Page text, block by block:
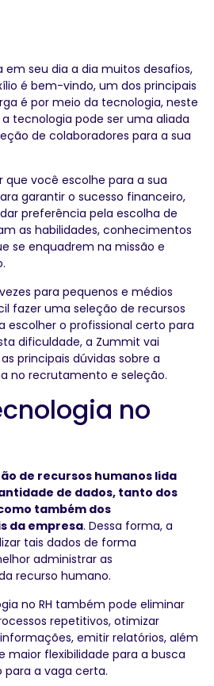
seu dia a dia muitos desafios,
é bem-vindo, um dos principais
é por meio da tecnologia, neste
tecnologia pode ser uma aliada
de colaboradores para a sua
que você escolhe para a sua
garantir o sucesso financeiro,
preferência pela escolha de
as habilidades, conhecimentos
se enquadrem na missão e
para pequenos e médios
fazer uma seleção de recursos
escolher o profissional certo para
dificuldade, a Zummit vai
principais dúvidas sobre a
no recrutamento e seleção.
no
de recursos humanos lida
de dados, tanto dos
também dos
da empresa. Dessa forma, a
tais dados de forma
administrar as
recurso humano.
no RH também pode eliminar
repetitivos, otimizar
emitir relatórios, além
maior flexibilidade para a busca
a vaga certa.